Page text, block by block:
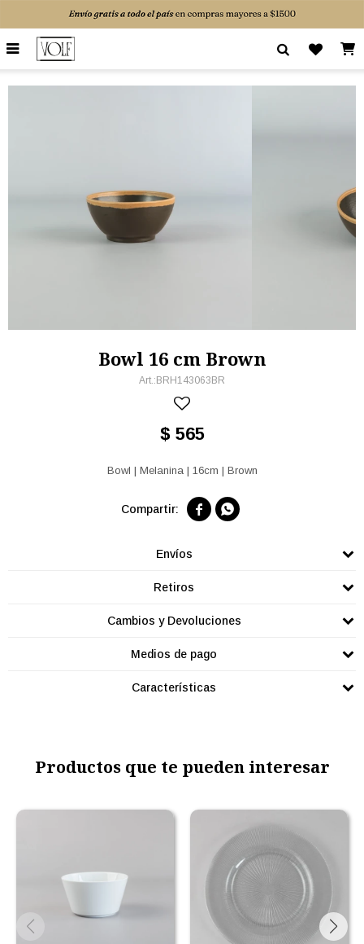

Bowl 16 cm Brown
BRH143063BR
$ 565
Bowl | Melanina | 16cm | Brown
 
Envíos
Retiros
Cambios y Devoluciones
Medios de pago
Características
Productos que te pueden interesar